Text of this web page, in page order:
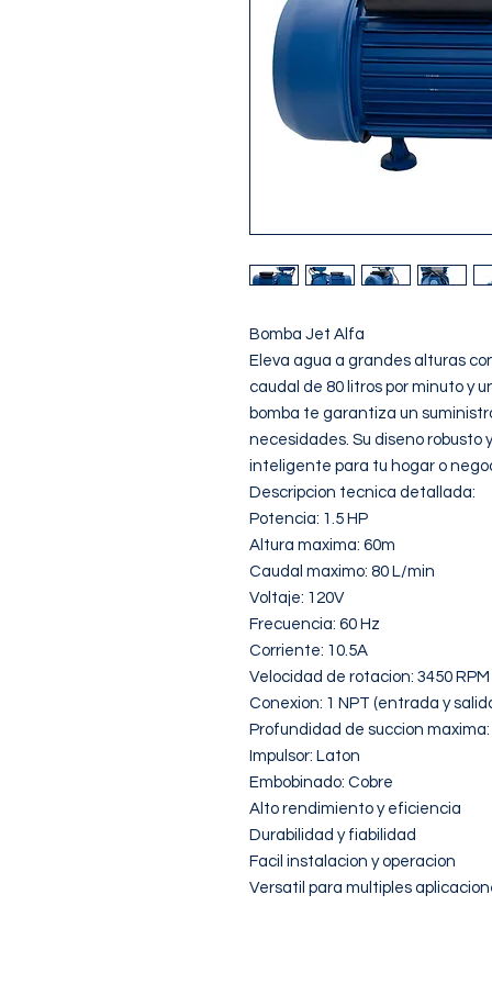
Bomba Jet Alfa
Eleva agua a grandes alturas
caudal de 80 litros por minuto y
bomba te garantiza un
necesidades. Su diseno robusto
inteligente para tu hogar o
Descripcion tecnica detallada:
Potencia: 1.5 HP
Altura maxima: 60m
Caudal maximo: 80 L/min
Voltaje: 120V
Frecuencia: 60 Hz
Corriente: 10.5A
Velocidad de rotacion: 3450 RPM
Conexion: 1 NPT (entrada y
Profundidad de succion maxima:
Impulsor: Laton
Embobinado: Cobre
Alto rendimiento y eficiencia
Durabilidad y fiabilidad
Facil instalacion y operacion
Versatil para multiples